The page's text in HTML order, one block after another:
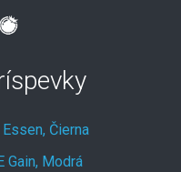
Essen, Čierna
Gain, Modrá